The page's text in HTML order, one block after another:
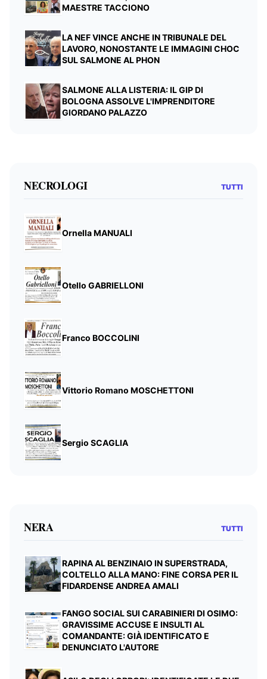
MAESTRE TACCIONO
LA NEF VINCE ANCHE IN TRIBUNALE DEL
LAVORO, NONOSTANTE LE IMMAGINI CHOC
SUL SALMONE AL PHON
SALMONE ALLA LISTERIA: IL GIP DI
BOLOGNA ASSOLVE L'IMPRENDITORE
GIORDANO PALAZZO
NECROLOGI TUTTI
Ornella MANUALI
Otello GABRIELLONI
Franco BOCCOLINI
Vittorio Romano MOSCHETTONI
Sergio SCAGLIA
NERA TUTTI
RAPINA AL BENZINAIO IN SUPERSTRADA,
COLTELLO ALLA MANO: FINE CORSA PER IL
FIDARDENSE ANDREA AMALI
FANGO SOCIAL SUI CARABINIERI DI OSIMO:
GRAVISSIME ACCUSE E INSULTI AL
COMANDANTE: GIÀ IDENTIFICATO E
DENUNCIATO L'AUTORE